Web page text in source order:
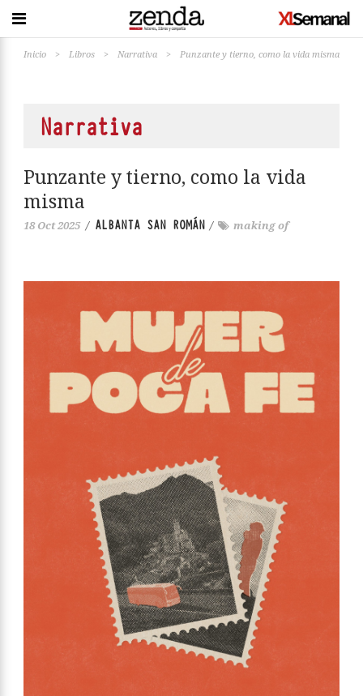
Inicio > Libros > Narrativa > Punzante y tierno, como la vida misma
Narrativa
Punzante y tierno, como la vida
misma
18 Oct 2025 / ALBANTA SAN ROMÁN / making of